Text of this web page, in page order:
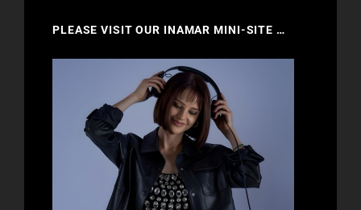
PLEASE VISIT OUR INAMAR MINI-SITE …